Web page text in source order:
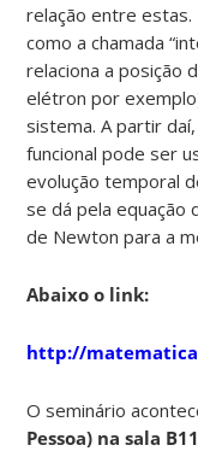
relação entre
como a chamada
relaciona a posição
elétron por
sistema. A partir
funcional pode ser
evolução temporal
se dá pela equação
de Newton para a
Abaixo o link:
http://
O seminário
Pessoa) na sala